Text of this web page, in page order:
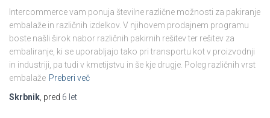
Intercommerce vam ponuja številne različne možnosti za pakiranje
embalaže in različnih izdelkov. V njihovem prodajnem programu
boste našli širok nabor različnih pakirnih rešitev ter rešitev za
embaliranje, ki se uporabljajo tako pri transportu kot v proizvodnji
in industriji, pa tudi v kmetijstvu in še kje drugje. Poleg različnih vrst
embalaže Preberi več
Skrbnik , pred 6 let